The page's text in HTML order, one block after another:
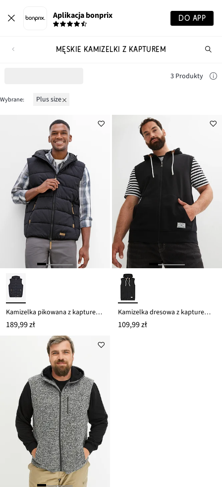
Aplikacja bonprix DO APP
MĘSKIE KAMIZELKI Z KAPTUREM
3 Produkty
Wybrane: Plus size
Kamizelka pikowana z kapturem z detalami z imitacji skóry
189,99 zł
Kamizelka dresowa z kapturem z miękkiej mieszanki bawełny
109,99 zł